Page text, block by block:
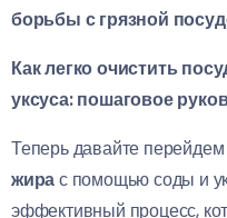
борьбы с грязной
Как легко очистить
уксуса: пошаговое
Теперь давайте перейдем
жирас помощью соды и
эффективный процесс,